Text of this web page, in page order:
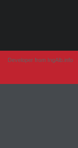
Developer from IngAlb.info